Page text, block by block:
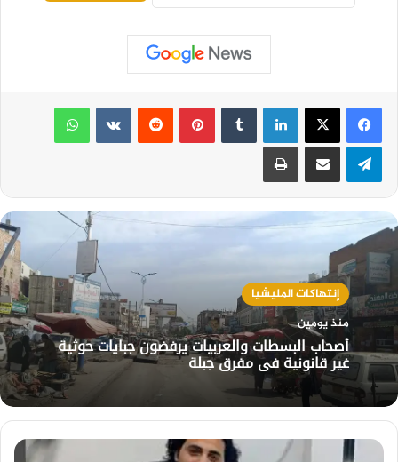
لينكدإن بينتيريست
واتساب
تيلقرام مشاركة عبر البريد طباعة
إنتهاكات المليشيا
منذ يومين
أصحاب البسطات والعربيات يرفضون جبايات حوثية
غير قانونية في مفرق جبلة
مقتل